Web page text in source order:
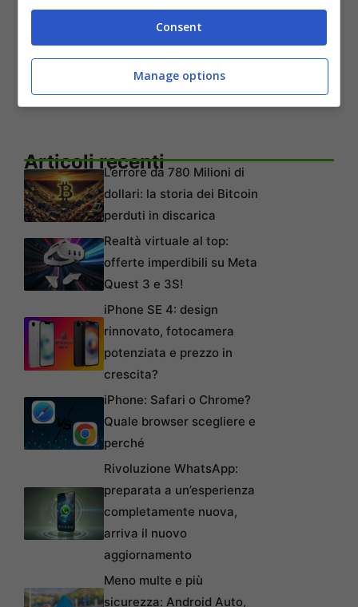
la tua chiave inglese e i tuoi amici e preparati
per una corsa sfrenata mentre ti prepari a
diventare un maestroManic Mechanic
Articoli recentiL’errore da 780 Milioni di
dollari: la storia dei Bitcoin
perduti in discarica
Realtà virtuale al top:
offerte imperdibili su Meta
Quest 3 e 3S!
iPhone SE 4: design
rinnovato, fotocamera
potenziata e prezzo in
crescita?
iPhone: Safari o Chrome?
Quale browser scegliere e
perché
Rivoluzione WhatsApp:
preparata a un’esperienza
completamente nuova,
arriva il nuovo
aggiornamento
Meno multe e più
sicurezza: Android Auto,
Consent
Manage options